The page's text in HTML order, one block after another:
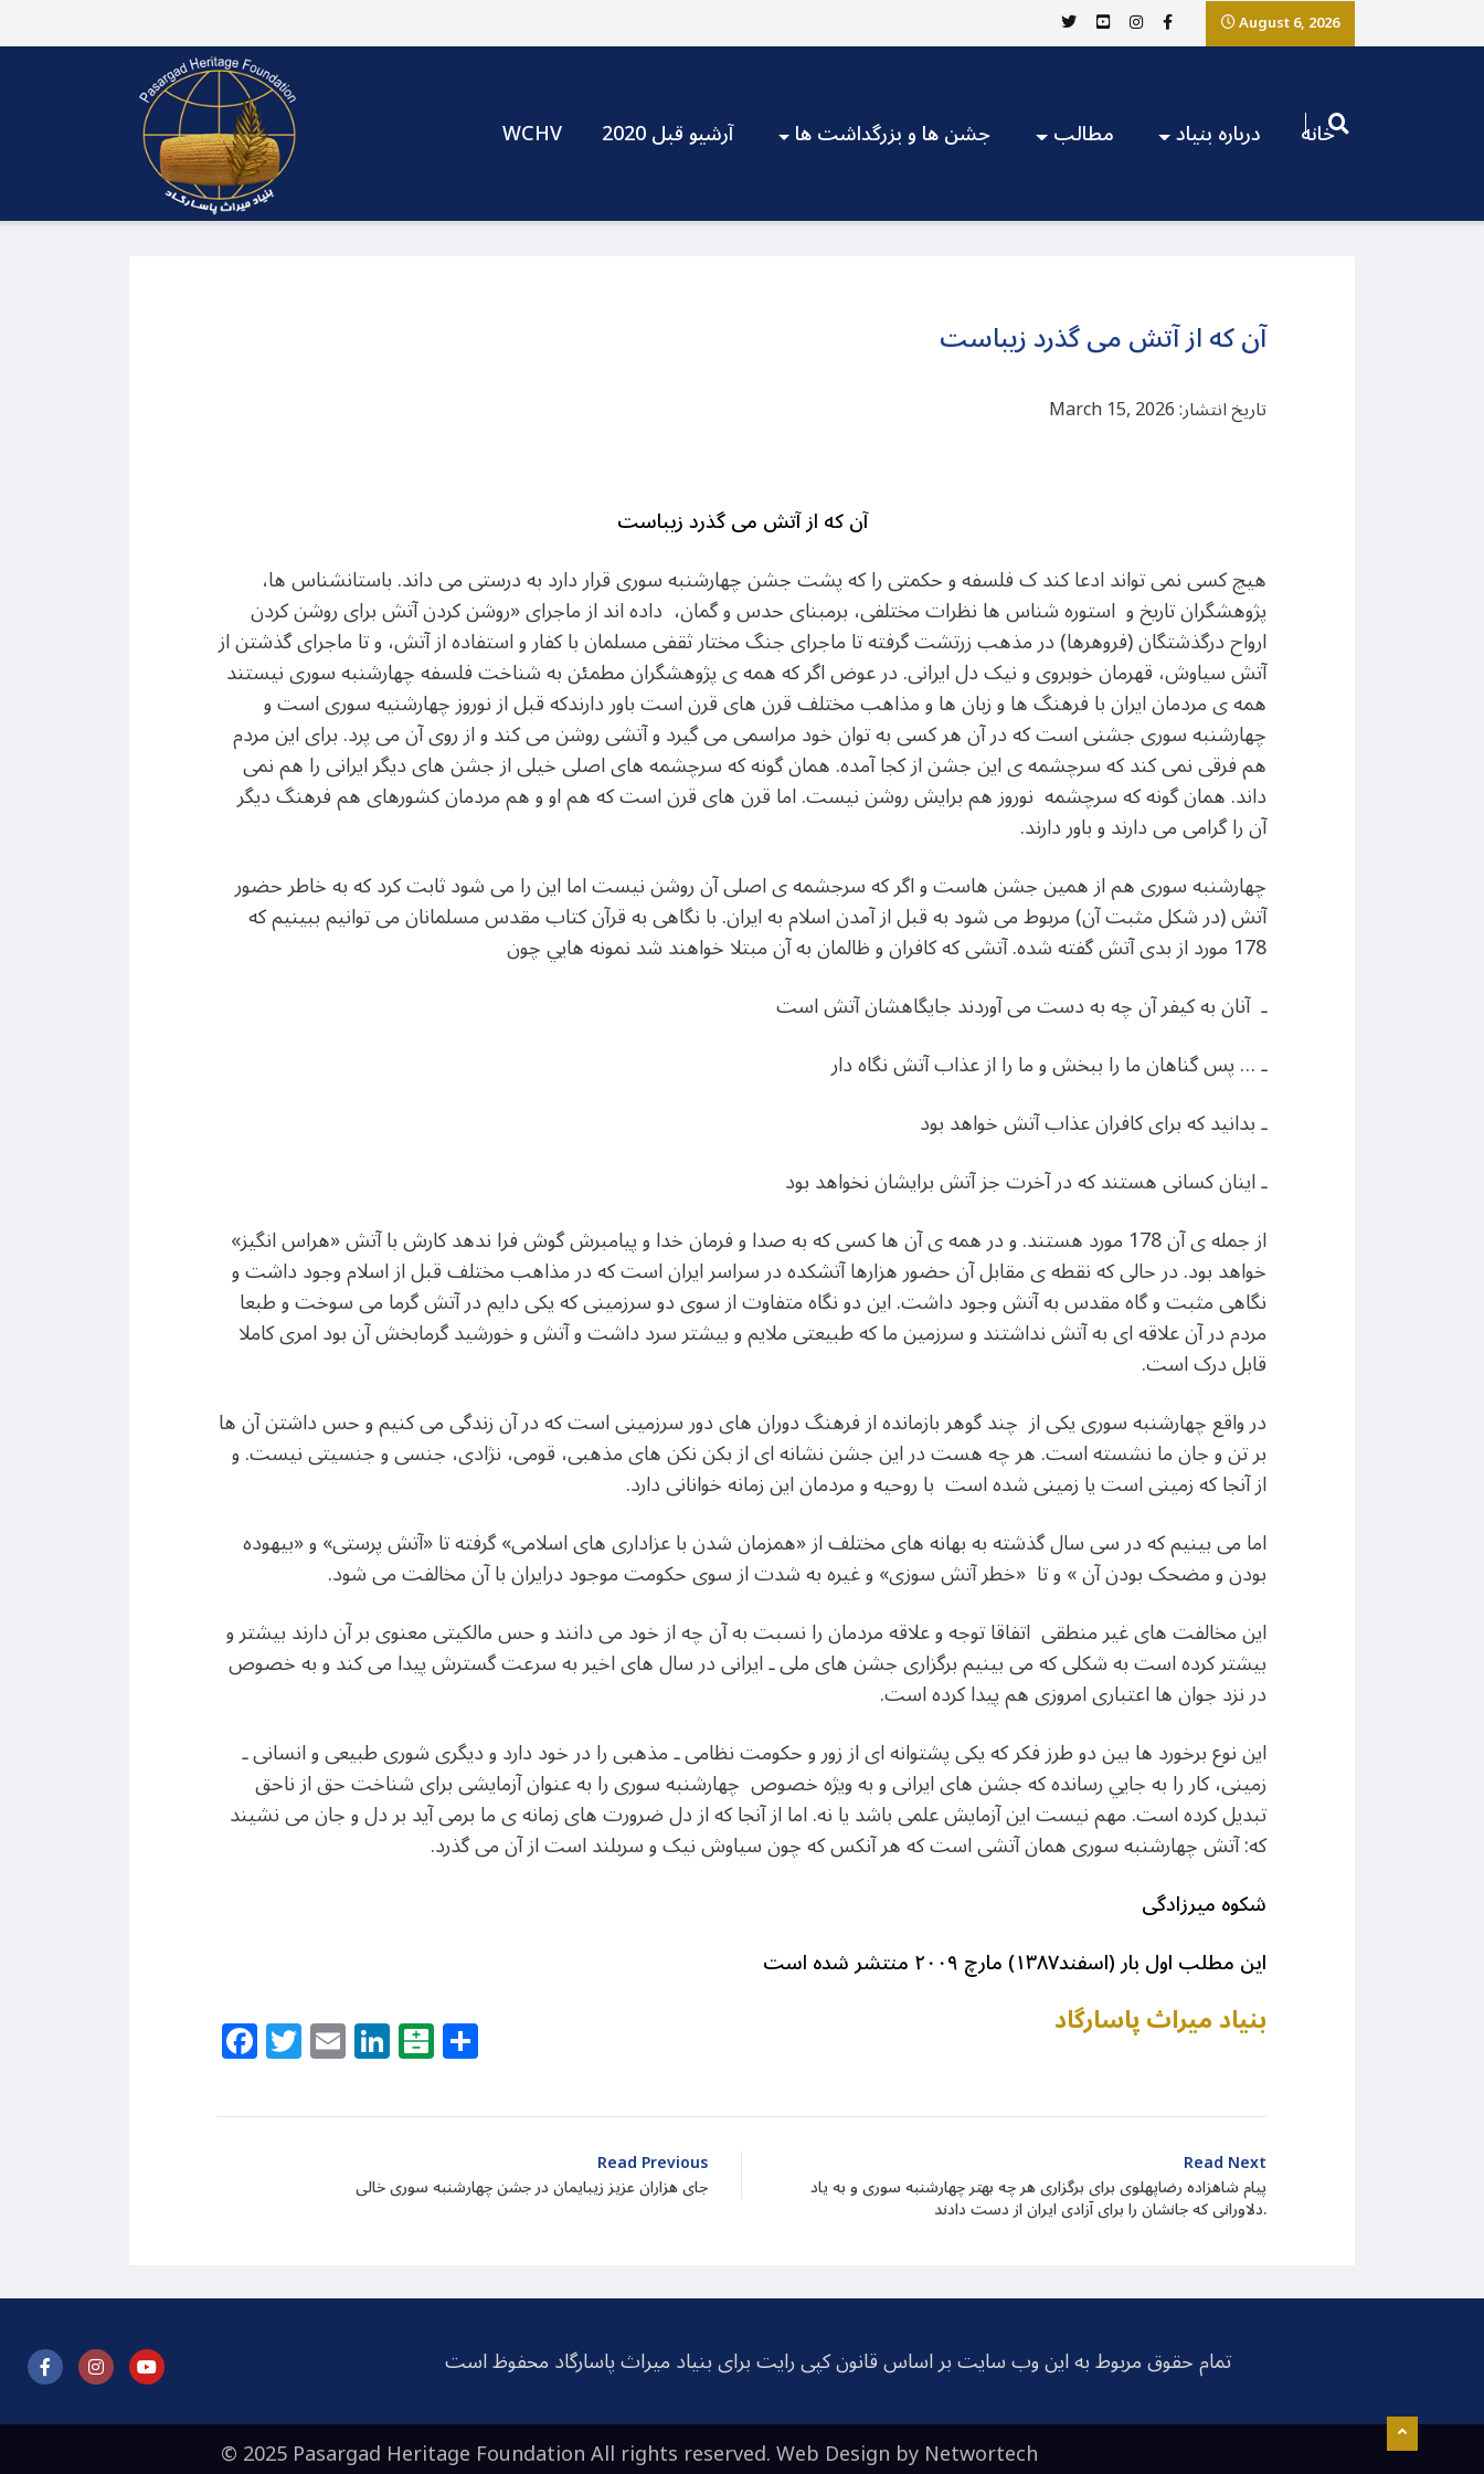
August 6, 2026
WCHV آرشیو قبل 2020 جشن ها و بزرگداشت ها مطالب درباره بنیاد خانه
‌آن که از آتش می گذرد زیباست
تاریخ انتشار: March 15, 2026
آن که از آتش می گذرد زيباست
هيچ کسی نمی تواند ادعا کند ک فلسفه و حکمتی را که پشت جشن چهارشنبه سوری قرار دارد به درستی می داند. باستانشناس ها،
پژوهشگران تاريخ و استوره شناس ها نظرات مختلفی، برمبنای حدس و گمان، داده اند از ماجرای «روشن کردن آتش برای روشن کردن
ارواح درگذشتگان (فروهرها) در مذهب زرتشت گرفته تا ماجرای جنگ مختار ثقفی مسلمان با کفار و استفاده از آتش، و تا ماجرای گذشتن از
آتش سياوش، قهرمان خوبروی و نيک دل ايرانی. در عوض اگر که همه ی پژوهشگران مطمئن به شناخت فلسفه چهارشنبه سوری نيستند
همه ی مردمان ايران با فرهنگ ها و زبان ها و مذاهب مختلف قرن های قرن است باور دارندکه قبل از نوروز چهارشنیه سوری است و
چهارشنبه سوری جشنی است که در آن هر کسی به توان خود مراسمی می گيرد و آتشی روشن می کند و از روی آن می پرد. برای اين مردم
هم فرقی نمی کند که سرچشمه ی اين جشن از کجا آمده. همان گونه که سرچشمه های اصلی خيلی از جشن های ديگر ايرانی را هم نمی
داند. همان گونه که سرچشمه نوروز هم برايش روشن نيست. اما قرن های قرن است که هم او و هم مردمان کشورهای هم فرهنگ ديگر
آن را گرامی می دارند و باور دارند.
چهارشنبه سوری هم از همين جشن هاست و اگر که سرجشمه ی اصلی آن روشن نيست اما اين را می شود ثابت کرد که به خاطر حضور
آتش (در شکل مثبت آن) مربوط می شود به قبل از آمدن اسلام به ايران. با نگاهی به قرآن کتاب مقدس مسلمانان می توانيم ببينيم که
178 مورد از بدی آتش گفته شده. آتشی که کافران و ظالمان به آن مبتلا خواهند شد نمونه هايي چون
ـ آنان به کيفر آن چه به دست می آوردند جايگاهشان آتش است
ـ … پس گناهان ما را ببخش و ما را از عذاب آتش نگاه دار
ـ بدانيد که برای کافران عذاب آتش خواهد بود
ـ اينان كسانى هستند كه در آخرت جز آتش برايشان نخواهد بود
از جمله ی آن 178 مورد هستند. و در همه ی آن ها کسی که به صدا و فرمان خدا و پيامبرش گوش فرا ندهد کارش با آتش «هراس انگيز»
خواهد بود. در حالی که نقطه ی مقابل آن حضور هزارها آتشکده در سراسر ايران است که در مذاهب مختلف قبل از اسلام وجود داشت و
نگاهی مثبت و گاه مقدس به آتش وجود داشت. اين دو نگاه متفاوت از سوی دو سرزمينی که يکی دايم در آتش گرما می سوخت و طبعا
مردم در آن علاقه ای به آتش نداشتند و سرزمين ما که طبيعتی ملايم و بيشتر سرد داشت و آتش و خورشيد گرمابخش آن بود امری کاملا
قابل درک است.
در واقع چهارشنبه سوری يکی از چند گوهر بازمانده از فرهنگ دوران های دور سرزمينی است که در آن زندگی می کنيم و حس داشتن آن ها
بر تن و جان ما نشسته است. هر چه هست در اين جشن نشانه ای از بکن نکن های مذهبی، قومی، نژادی، جنسی و جنسيتی نيست. و
از آنجا که زمينی است يا زمينی شده است با روحيه و مردمان اين زمانه خوانانی دارد.
اما می بينيم که در سی سال گذشته به بهانه های مختلف از «همزمان شدن با عزاداری های اسلامی» گرفته تا «آتش پرستی» و «بيهوده
بودن و مضحک بودن آن » و تا «خطر آتش سوزی» و غيره به شدت از سوی حکومت موجود درايران با آن مخالفت می شود.
اين مخالفت های غير منطقی اتفاقا توجه و علاقه مردمان را نسبت به آن چه از خود می دانند و حس مالکيتی معنوی بر آن دارند بيشتر و
بيشتر کرده است به شکلی که می بينيم برگزاری جشن های ملی ـ ايرانی در سال های اخير به سرعت گسترش پيدا می کند و به خصوص
در نزد جوان ها اعتباری امروزی هم پيدا کرده است.
اين نوع برخورد ها بين دو طرز فکر که يکی پشتوانه ای از زور و حکومت نظامی ـ مذهبی را در خود دارد و ديگری شوری طبيعی و انسانی ـ
زمينی، کار را به جايي رسانده که جشن های ايرانی و به ويژه خصوص چهارشنبه سوری را به عنوان آزمايشی برای شناخت حق از ناحق
تبديل کرده است. مهم نيست اين آزمايش علمی باشد يا نه. اما از آنجا که از دل ضرورت های زمانه ی ما برمی آيد بر دل و جان می نشيند
که: آتش چهارشنبه سوری همان آتشی است که هر آنکس که چون سياوش نيک و سربلند است از آن می گذرد.
شکوه میرزادگی
این مطلب اول بار (اسفند۱۳۸۷) مارچ ۲۰۰۹ منتشر شده است
Facebook
Twitter
EmailLinkedIn
Balatarin بنیاد میراث پاسارگاد
Read Previous
جای هزاران عزیز زیبایمان در جشن چهارشنبه سوری خالی
Read Next
پیام شاهزاده رضاپهلوی برای برگزاری هر چه بهتر چهارشنبه سوری و به یاد
دلاورانی که جانشان را برای آزادی ایران از دست دادند.
تمام حقوق مربوط به این وب سایت بر اساس قانون کپی رایت برای بنیاد میراث پاسارگاد محفوظ است
© 2025 Pasargad Heritage Foundation All rights reserved. Web Design byNetwortech